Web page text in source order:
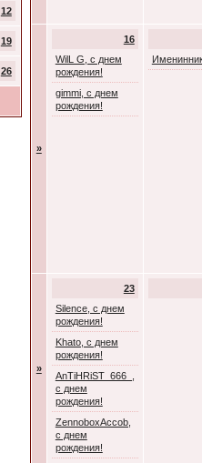
12
19
26
»
16
WilL G, с днем
рождения!
gimmi, с днем
рождения!
»
23
Silence, с днем
рождения!
Khato, с днем
рождения!
AnTiHRiST_666_,
с днем
рождения!
ZennoboxAccob,
с днем
рождения!